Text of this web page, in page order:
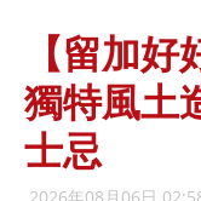
【留加
獨特風土
士忌